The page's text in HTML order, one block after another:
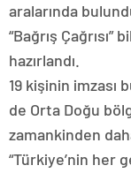
aralarında
“Bağrış
hazırlandı.
19 kişinin imzası
de Orta Doğu
zamankinden
“Türkiye’nin her